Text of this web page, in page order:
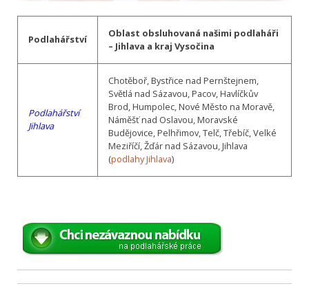
Podlahářství
Oblast obsluhovaná našimi podlaháři
– Jihlava a kraj Vysočina
Podlahářství
Jihlava
Chotěboř, Bystřice nad Pernštejnem,
Světlá nad Sázavou, Pacov, Havlíčkův
Brod, Humpolec, Nové Město na Moravě,
Náměšť nad Oslavou, Moravské
Budějovice, Pelhřimov, Telč, Třebíč, Velké
Meziříčí, Žďár nad Sázavou, Jihlava
(podlahy Jihlava)